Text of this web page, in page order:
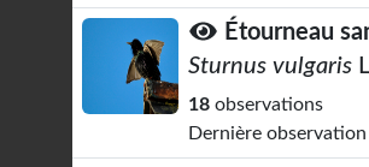
Étourneau
Sturnus vulgaris
18 observations
Dernière observation